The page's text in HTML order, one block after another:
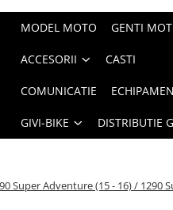
MODEL MOTO GENTI
ACCESORII CASTI
COMUNICATIE
GIVI-BIKE DISTRIBUTIE
Super Adventure (15 - 16) / 1290